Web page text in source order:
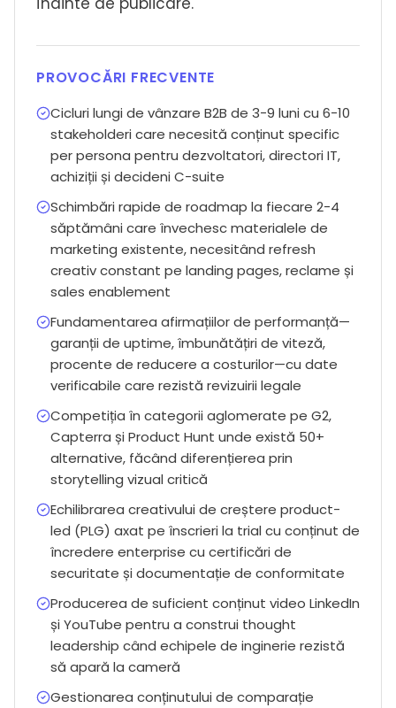
PROVOCĂRI FRECVENTE
Cicluri lungi de vânzare B2B de 3-9 luni cu 6-10
stakeholderi care necesită conținut specific
per persona pentru dezvoltatori, directori IT,
achiziții și decideni C-suite
Schimbări rapide de roadmap la fiecare 2-4
săptămâni care învechesc materialele de
marketing existente, necesitând refresh
creativ constant pe landing pages, reclame și
sales enablement
Fundamentarea afirmațiilor de performanță—
garanții de uptime, îmbunătățiri de viteză,
procente de reducere a costurilor—cu date
verificabile care rezistă revizuirii legale
Competiția în categorii aglomerate pe G2,
Capterra și Product Hunt unde există 50+
alternative, făcând diferențierea prin
storytelling vizual critică
Echilibrarea creativului de creștere product-
led (PLG) axat pe înscrieri la trial cu conținut de
încredere enterprise cu certificări de
securitate și documentație de conformitate
Producerea de suficient conținut video LinkedIn
și YouTube pentru a construi thought
leadership când echipele de inginerie rezistă
să apară la cameră
Gestionarea conținutului de comparație